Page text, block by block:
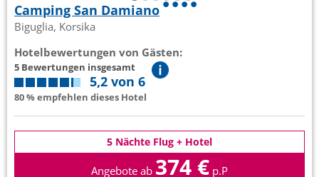
Camping San Damiano
Biguglia, Korsika
Hotelbewertungen von Gästen:
5 Bewertungen insgesamt
5,2 von 6
80 % empfehlen dieses Hotel
5 Nächte Flug + Hotel
Angebote ab 374 € p.P